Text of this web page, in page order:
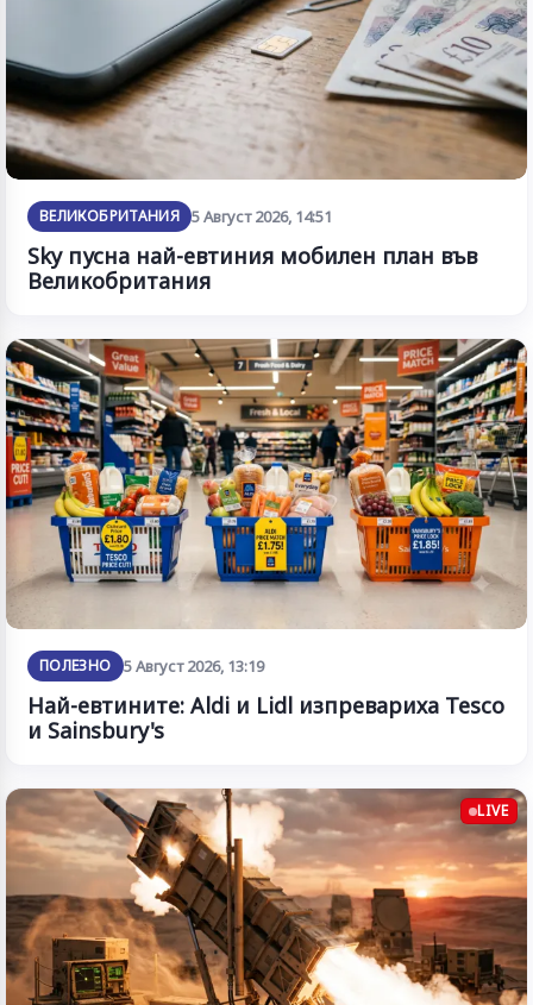
ВЕЛИКОБРИТАНИЯ 5 Август 2026, 14:51
Sky пусна най-евтиния мобилен план във
Великобритания
ПОЛЕЗНО 5 Август 2026, 13:19
Най-евтините: Aldi и Lidl изпревариха Tesco
и Sainsbury's
LIVE